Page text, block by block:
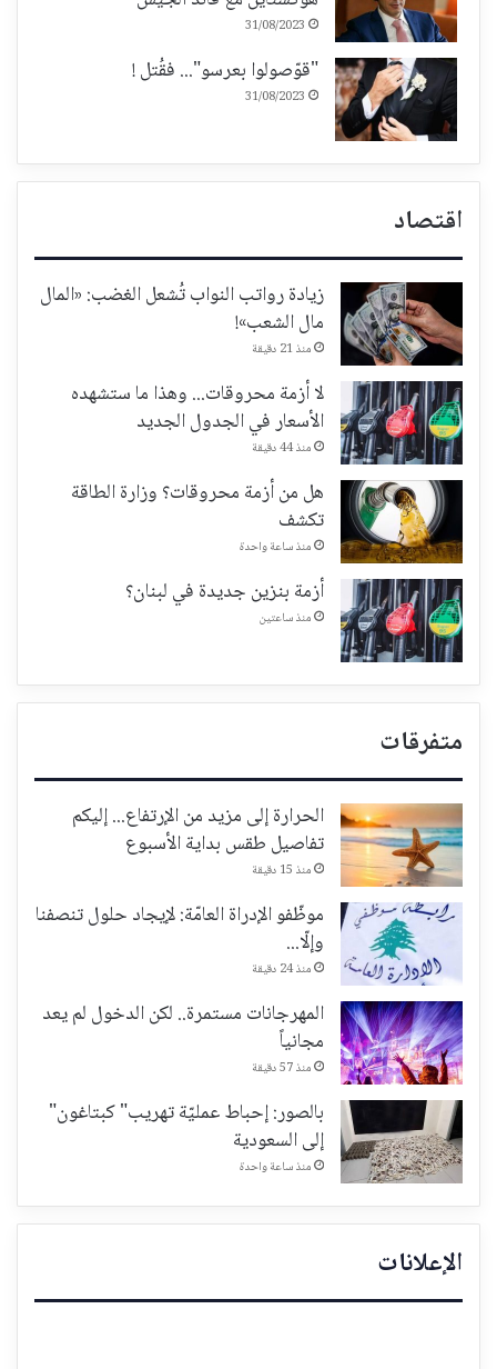
31/08/2023
"قوّصولوا بعرسو"... فقُتل !
31/08/2023
اقتصاد
زيادة رواتب النواب تُشعل الغضب: «المال
مال الشعب»!
منذ 21 دقيقة
لا أزمة محروقات... وهذا ما ستشهده
الأسعار في الجدول الجديد
منذ 44 دقيقة
هل من أزمة محروقات؟ وزارة الطاقة
تكشف
منذ ساعة واحدة
أزمة بنزين جديدة في لبنان؟
منذ ساعتين
متفرقات
الحرارة إلى مزيد من الإرتفاع... إليكم
تفاصيل طقس بداية الأسبوع
منذ 15 دقيقة
موظّفو الإدراة العامّة: لإيجاد حلول تنصفنا
وإلّا...
منذ 24 دقيقة
المهرجانات مستمرة.. لكن الدخول لم يعد
مجانياً
منذ 57 دقيقة
بالصور: إحباط عمليّة تهريب" كبتاغون"
إلى السعودية
منذ ساعة واحدة
الإعلانات